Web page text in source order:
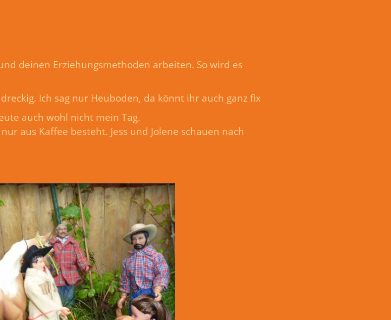
deinen Erziehungsmethoden arbeiten. So wird es
Ich sag nur Heuboden, da könnt ihr auch ganz fix
auch wohl nicht mein Tag.
aus Kaffee besteht. Jess und Jolene schauen nach